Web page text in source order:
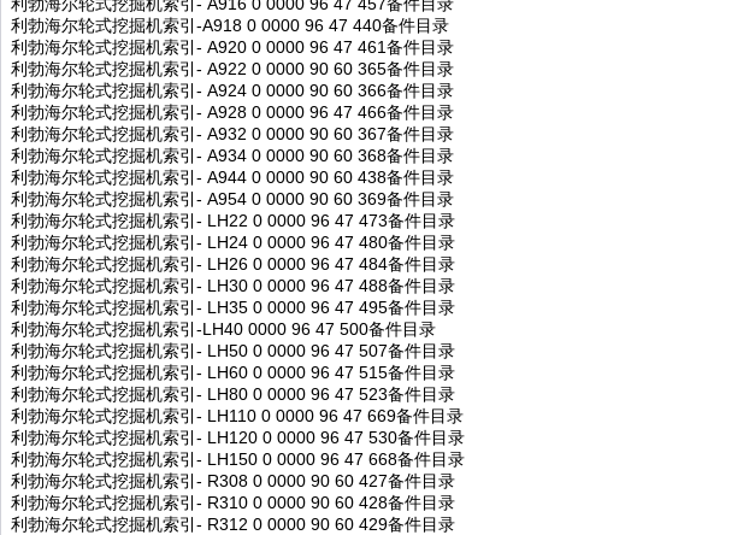
利勃海尔轮式挖掘机索引-A918 0 0000 96 47 440备件目录
利勃海尔轮式挖掘机索引- A920 0 0000 96 47 461备件目录
利勃海尔轮式挖掘机索引- A922 0 0000 90 60 365备件目录
利勃海尔轮式挖掘机索引- A924 0 0000 90 60 366备件目录
利勃海尔轮式挖掘机索引- A928 0 0000 96 47 466备件目录
利勃海尔轮式挖掘机索引- A932 0 0000 90 60 367备件目录
利勃海尔轮式挖掘机索引- A934 0 0000 90 60 368备件目录
利勃海尔轮式挖掘机索引- A944 0 0000 90 60 438备件目录
利勃海尔轮式挖掘机索引- A954 0 0000 90 60 369备件目录
利勃海尔轮式挖掘机索引- LH22 0 0000 96 47 473备件目录
利勃海尔轮式挖掘机索引- LH24 0 0000 96 47 480备件目录
利勃海尔轮式挖掘机索引- LH26 0 0000 96 47 484备件目录
利勃海尔轮式挖掘机索引- LH30 0 0000 96 47 488备件目录
利勃海尔轮式挖掘机索引- LH35 0 0000 96 47 495备件目录
利勃海尔轮式挖掘机索引-LH40 0000 96 47 500备件目录
利勃海尔轮式挖掘机索引- LH50 0 0000 96 47 507备件目录
利勃海尔轮式挖掘机索引- LH60 0 0000 96 47 515备件目录
利勃海尔轮式挖掘机索引- LH80 0 0000 96 47 523备件目录
利勃海尔轮式挖掘机索引- LH110 0 0000 96 47 669备件目录
利勃海尔轮式挖掘机索引- LH120 0 0000 96 47 530备件目录
利勃海尔轮式挖掘机索引- LH150 0 0000 96 47 668备件目录
利勃海尔轮式挖掘机索引- R308 0 0000 90 60 427备件目录
利勃海尔轮式挖掘机索引- R310 0 0000 90 60 428备件目录
利勃海尔轮式挖掘机索引- R312 0 0000 90 60 429备件目录